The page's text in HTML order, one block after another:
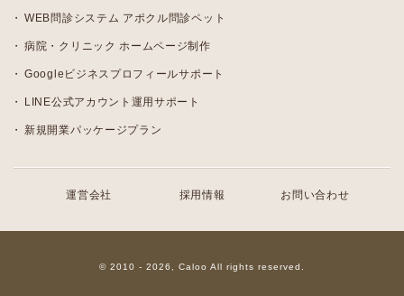
WEB問診システム アポクル問診ペット
病院・クリニック ホームページ制作
Googleビジネスプロフィールサポート
LINE公式アカウント運用サポート
新規開業パッケージプラン
運営会社 採用情報 お問い合わせ
© 2010 - 2026, Caloo All rights reserved.